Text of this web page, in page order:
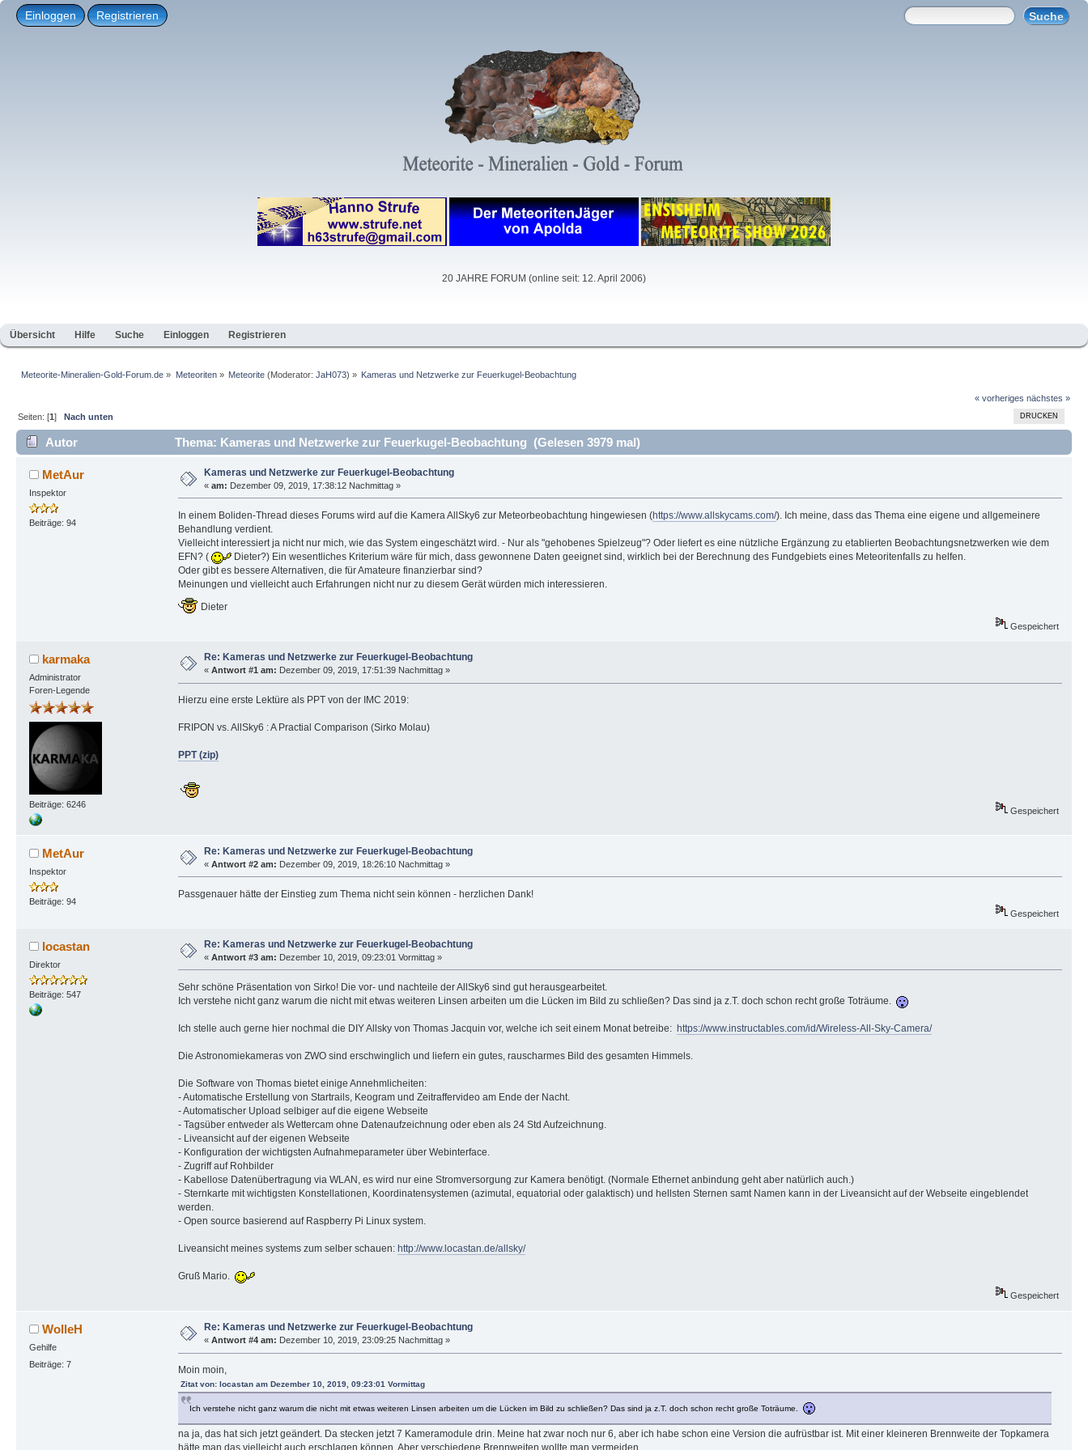
Einloggen Registrieren
20 JAHRE FORUM (online seit: 12. April 2006)
Übersicht Hilfe Suche Einloggen Registrieren
Meteorite-Mineralien-Gold-Forum.de » Meteoriten» Meteorite(Moderator: JaH073) » Kameras und Netzwerke zur Feuerkugel-Beobachtung
« vorheriges nächstes »
DRUCKEN
Seiten: [1]Nach unten
Autor Thema: Kameras und Netzwerke zur Feuerkugel-Beobachtung (Gelesen 3979 mal)
MetAur
Inspektor
Beiträge: 94
Kameras und Netzwerke zur Feuerkugel-Beobachtung
« am: Dezember 09, 2019, 17:38:12 Nachmittag »
In einem Boliden-Thread dieses Forums wird auf die Kamera AllSky6 zur Meteorbeobachtung hingewiesen (https://www.allskycams.com/). Ich meine, dass das Thema eine eigene und allgemeinere
Behandlung verdient.
Vielleicht interessiert ja nicht nur mich, wie das System eingeschätzt wird. - Nur als "gehobenes Spielzeug"? Oder liefert es eine nützliche Ergänzung zu etablierten Beobachtungsnetzwerken wie dem
EFN? (
Dieter?) Ein wesentliches Kriterium wäre für mich, dass gewonnene Daten geeignet sind, wirklich bei der Berechnung des Fundgebiets eines Meteoritenfalls zu helfen.
Oder gibt es bessere Alternativen, die für Amateure finanzierbar sind?
Meinungen und vielleicht auch Erfahrungen nicht nur zu diesem Gerät würden mich interessieren.
Dieter
Gespeichert
karmaka
Administrator
Foren-Legende
Beiträge: 6246
Re: Kameras und Netzwerke zur Feuerkugel-Beobachtung
« Antwort #1 am: Dezember 09, 2019, 17:51:39 Nachmittag »
Hierzu eine erste Lektüre als PPT von der IMC 2019:
FRIPON vs. AllSky6 : A Practial Comparison (Sirko Molau)
PPT (zip)
Gespeichert
MetAur
Inspektor
Beiträge: 94
Re: Kameras und Netzwerke zur Feuerkugel-Beobachtung
« Antwort #2 am: Dezember 09, 2019, 18:26:10 Nachmittag »
Passgenauer hätte der Einstieg zum Thema nicht sein können - herzlichen Dank!
Gespeichert
locastan
Direktor
Beiträge: 547
Re: Kameras und Netzwerke zur Feuerkugel-Beobachtung
« Antwort #3 am: Dezember 10, 2019, 09:23:01 Vormittag »
Sehr schöne Präsentation von Sirko! Die vor- und nachteile der AllSky6 sind gut herausgearbeitet.
Ich verstehe nicht ganz warum die nicht mit etwas weiteren Linsen arbeiten um die Lücken im Bild zu schließen? Das sind ja z.T. doch schon recht große Toträume.
Ich stelle auch gerne hier nochmal die DIY Allsky von Thomas Jacquin vor, welche ich seit einem Monat betreibe: https://www.instructables.com/id/Wireless-All-Sky-Camera/
Die Astronomiekameras von ZWO sind erschwinglich und liefern ein gutes, rauscharmes Bild des gesamten Himmels.
Die Software von Thomas bietet einige Annehmlicheiten:
- Automatische Erstellung von Startrails, Keogram und Zeitraffervideo am Ende der Nacht.
- Automatischer Upload selbiger auf die eigene Webseite
- Tagsüber entweder als Wettercam ohne Datenaufzeichnung oder eben als 24 Std Aufzeichnung.
- Liveansicht auf der eigenen Webseite
- Konfiguration der wichtigsten Aufnahmeparameter über Webinterface.
- Zugriff auf Rohbilder
- Kabellose Datenübertragung via WLAN, es wird nur eine Stromversorgung zur Kamera benötigt. (Normale Ethernet anbindung geht aber natürlich auch.)
- Sternkarte mit wichtigsten Konstellationen, Koordinatensystemen (azimutal, equatorial oder galaktisch) und hellsten Sternen samt Namen kann in der Liveansicht auf der Webseite eingeblendet
werden.
- Open source basierend auf Raspberry Pi Linux system.
Liveansicht meines systems zum selber schauen: http://www.locastan.de/allsky/
Gruß Mario.
Gespeichert
WolleH
Gehilfe
Beiträge: 7
Re: Kameras und Netzwerke zur Feuerkugel-Beobachtung
« Antwort #4 am: Dezember 10, 2019, 23:09:25 Nachmittag »
Moin moin,
Zitat von: locastan am Dezember 10, 2019, 09:23:01 Vormittag
Ich verstehe nicht ganz warum die nicht mit etwas weiteren Linsen arbeiten um die Lücken im Bild zu schließen? Das sind ja z.T. doch schon recht große Toträume.
na ja, das hat sich jetzt geändert. Da stecken jetzt 7 Kameramodule drin. Meine hat zwar noch nur 6, aber ich habe schon eine Version die aufrüstbar ist. Mit einer kleineren Brennweite der Topkamera
hätte man das vielleicht auch erschlagen können. Aber verschiedene Brennweiten wollte man vermeiden.